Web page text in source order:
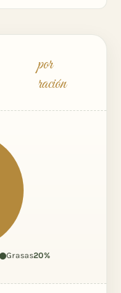
por
ración
Grasas20%